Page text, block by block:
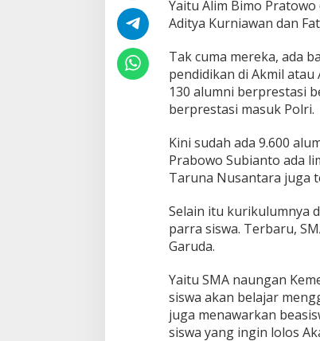
A
p
o
l
t
u
A
k
i
l
?
Yaitu Alim Bimo
Aditya Kurniawan dan
Tak cuma mereka, ada
pendidikan di Akmil atau
130 alumni berprestasi
berprestasi masuk Polri.
Kini sudah ada 9.600
Prabowo Subianto ada
Taruna Nusantara juga
Selain itu kurikulumnya
parra siswa. Terbaru,
Garuda.
Yaitu SMA naungan
siswa akan belajar
juga menawarkan
siswa yang ingin lolos